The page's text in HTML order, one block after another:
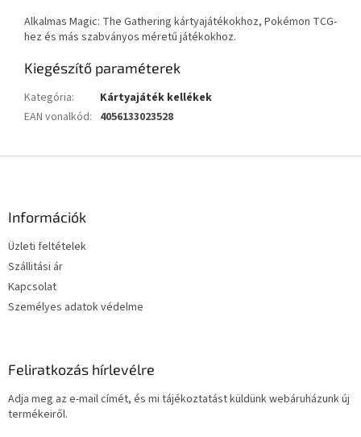
Alkalmas Magic: The Gathering kártyajátékokhoz, Pokémon TCG-
hez és más szabványos méretű játékokhoz.
Kiegészítő paraméterek
Kategória:
Kártyajáték kellékek
EAN vonalkód: 4056133023528
Információk
Üzleti feltételek
Szállitási ár
Kapcsolat
Személyes adatok védelme
Feliratkozás hírlevélre
Adja meg az e-mail címét, és mi tájékoztatást küldünk webáruházunk új
termékeiről.